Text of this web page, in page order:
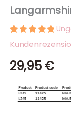
Bewertet
mit5.00
basierend
auf
1
29,95 €